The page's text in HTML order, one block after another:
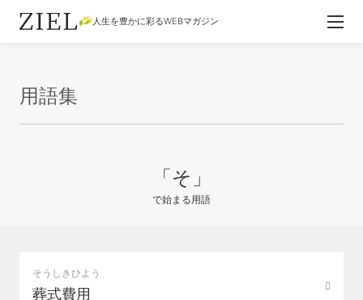
人生を豊かに彩るWEBマガジン
用語集
「そ」
で始まる用語
そうしきひよう
葬式費用